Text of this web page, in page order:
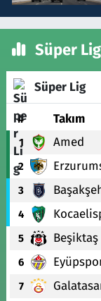
Süper
Süper Lig
# Takım
1 Amed
2
3
4
5 Beşiktaş
6
7